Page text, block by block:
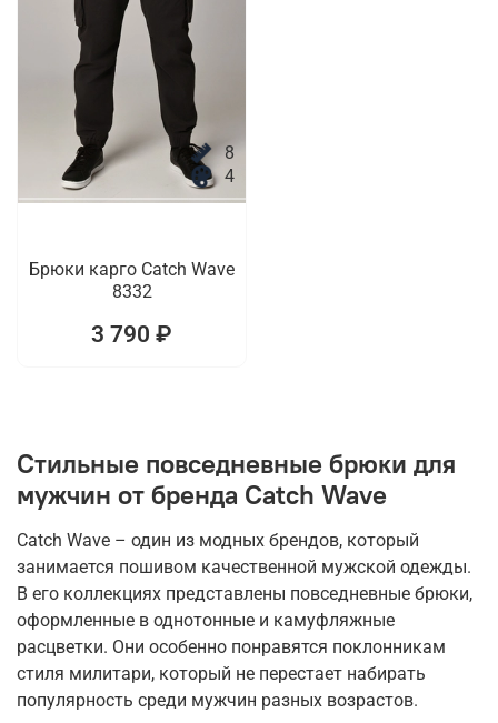
8
4
Брюки карго Catch Wave
8332
3 790 ₽
Стильные повседневные брюки для
мужчин от бренда Catch Wave
Catch Wave – один из модных брендов, который
занимается пошивом качественной мужской одежды.
В его коллекциях представлены повседневные брюки,
оформленные в однотонные и камуфляжные
расцветки. Они особенно понравятся поклонникам
стиля милитари, который не перестает набирать
популярность среди мужчин разных возрастов.